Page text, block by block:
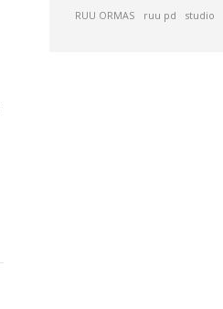
RUU ORMAS ruu pd studio